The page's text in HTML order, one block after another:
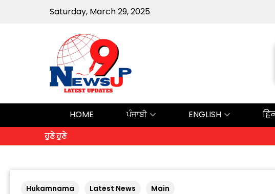
Saturday, March 29, 2025
HOME ਪੰਜਾਬੀ ENGLISH
ਹੁਣੇ ਹੁਣੇ
Hukamnama Latest News Main